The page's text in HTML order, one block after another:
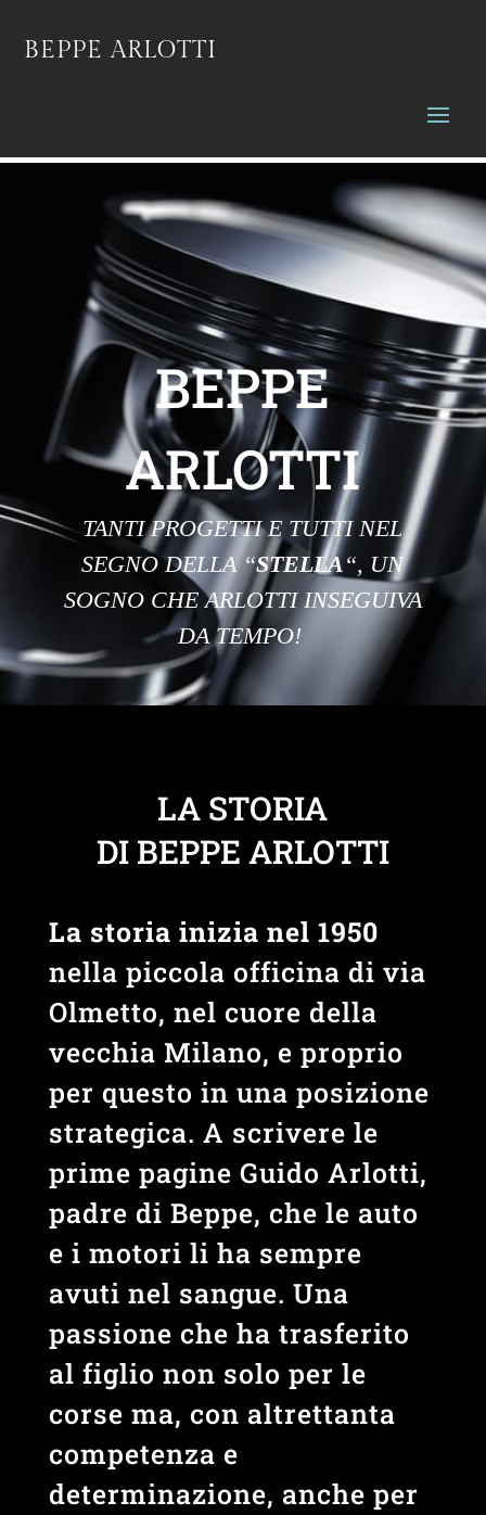
BEPPE ARLOTTI
BEPPE
ARLOTTI
TANTI PROGETTI E TUTTI NEL
SEGNO DELLA “STELLA“, UN
SOGNO CHE ARLOTTI INSEGUIVA
DA TEMPO!
LA STORIA
DI BEPPE ARLOTTI
La storia inizia nel 1950
nella piccola officina di via
Olmetto, nel cuore della
vecchia Milano, e proprio
per questo in una posizione
strategica. A scrivere le
prime pagine Guido Arlotti,
padre di Beppe, che le auto
e i motori li ha sempre
avuti nel sangue. Una
passione che ha trasferito
al figlio non solo per le
corse ma, con altrettanta
competenza e
determinazione, anche per